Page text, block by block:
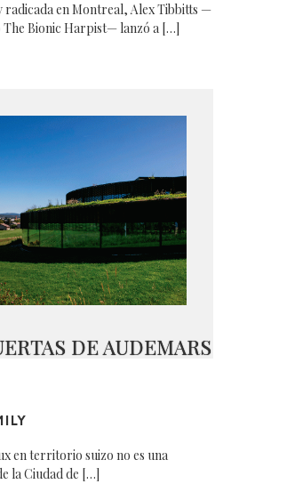
radicada en Montreal, Alex Tibbitts —
The Bionic Harpist— lanzó a […]
DE AUDEMARS
en territorio suizo no es una
la Ciudad de […]